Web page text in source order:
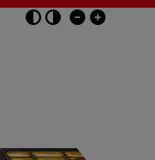
Barrierefrei-
Einstellungen
überspringen